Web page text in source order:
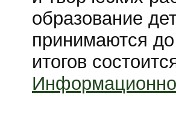
образование
принимаются
итогов